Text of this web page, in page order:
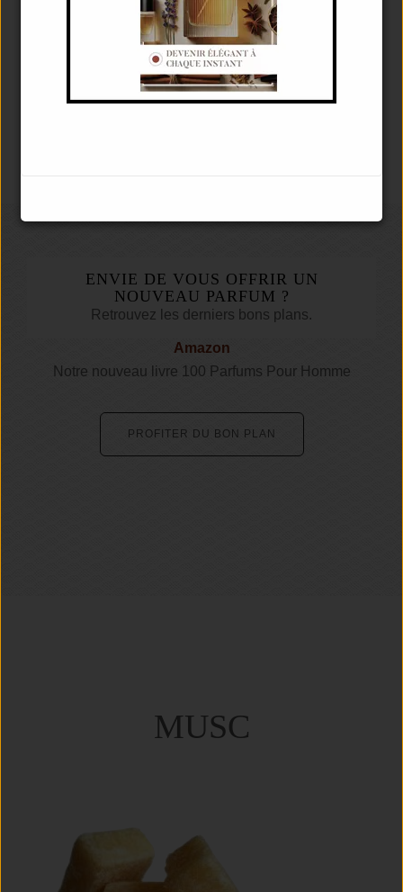
TROUVER MON PARFUM HOMME
ENVIE DE VOUS OFFRIR UN
NOUVEAU PARFUM ?
Retrouvez les derniers bons plans.
Amazon
Notre nouveau livre 100 Parfums Pour Homme
PROFITER DU BON PLAN
MUSC